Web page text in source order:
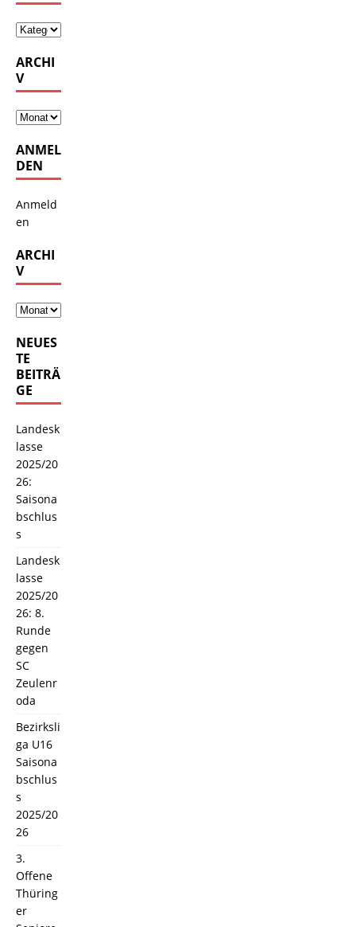
ARCHI
V
ANMEL
DEN
Anmeld
en
ARCHI
V
NEUES
TE
BEITRÄ
GE
Landesk
lasse
2025/20
26:
Saisona
bschlus
s
Landesk
lasse
2025/20
26: 8.
Runde
gegen
SC
Zeulenr
oda
Bezirksli
ga U16
Saisona
bschlus
s
2025/20
26
3.
Offene
Thüring
er